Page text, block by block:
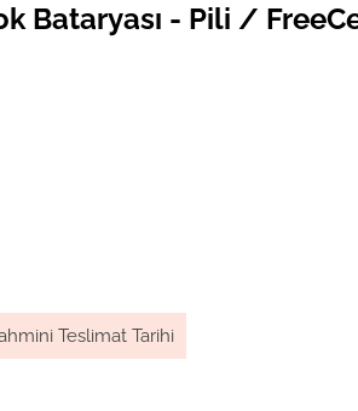
Bataryası - Pili /
Teslimat Tarihi